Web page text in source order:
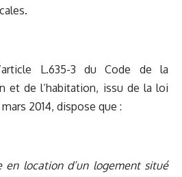
L.635-3 du Code de la
et de l’habitation, issu de la loi
2014, dispose que :
en location d’un logement situé